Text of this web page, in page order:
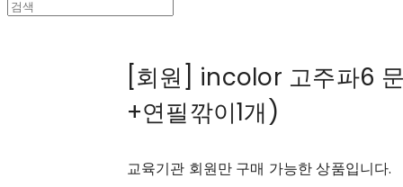
[회원] incolor 고주파6
+연필깎이1개)
교육기관 회원만 구매 가능한 상품입니다.